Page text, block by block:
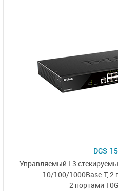
DGS-
Управляемый L3
10/100/1000Base-T,2
2 портами